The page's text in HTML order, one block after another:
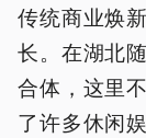
传统商业焕
长。在湖北
合体，这里
了许多休闲